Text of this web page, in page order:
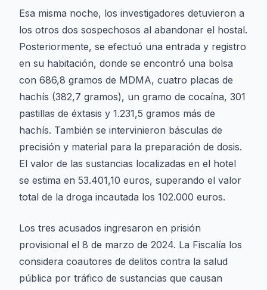
Esa misma noche, los investigadores detuvieron a
los otros dos sospechosos al abandonar el hostal.
Posteriormente, se efectuó una entrada y registro
en su habitación, donde se encontró una bolsa
con 686,8 gramos de MDMA, cuatro placas de
hachís (382,7 gramos), un gramo de cocaína, 301
pastillas de éxtasis y 1.231,5 gramos más de
hachís. También se intervinieron básculas de
precisión y material para la preparación de dosis.
El valor de las sustancias localizadas en el hotel
se estima en 53.401,10 euros, superando el valor
total de la droga incautada los 102.000 euros.
Los tres acusados ingresaron en prisión
provisional el 8 de marzo de 2024. La Fiscalía los
considera coautores de delitos contra la salud
pública por tráfico de sustancias que causan